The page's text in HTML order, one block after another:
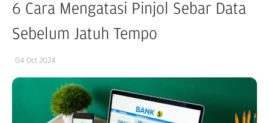
6 Cara Mengatasi Pinjol Sebar Data
Sebelum Jatuh Tempo
04 Oct 2024